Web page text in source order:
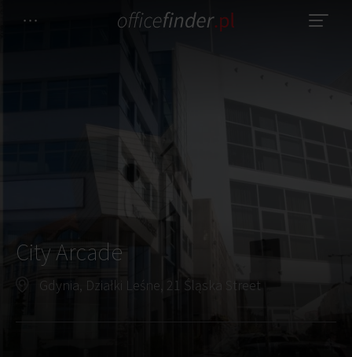
City Arcade
Gdynia, Działki Leśne, 21 Śląska Street